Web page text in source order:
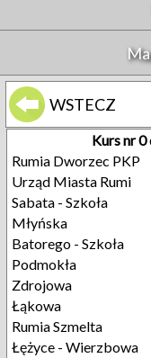
WSTECZ
Kurs nr
Rumia Dworzec PKP
Urząd Miasta Rumi
Sabata - Szkoła
Młyńska
Batorego - Szkoła
Podmokła
Zdrojowa
Łąkowa
Rumia Szmelta
Łężyce - Wierzbowa